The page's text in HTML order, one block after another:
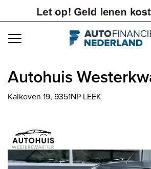
Navigation
Autohuis
Kalkoven 19, 9351NP LEEK